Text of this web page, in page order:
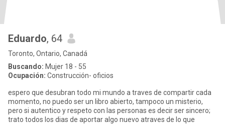
Eduardo, 64
Toronto, Ontario, Canadá
Buscando: Mujer 18 - 55
Ocupación: Construcción- oficios
espero que desubran todo mi mundo a traves de compartir cada
momento, no puedo ser un libro abierto, tampoco un misterio,
pero si autentico y respeto con las personas es decir ser sincero;
trato todos los dias de aportar algo nuevo atraves de lo que